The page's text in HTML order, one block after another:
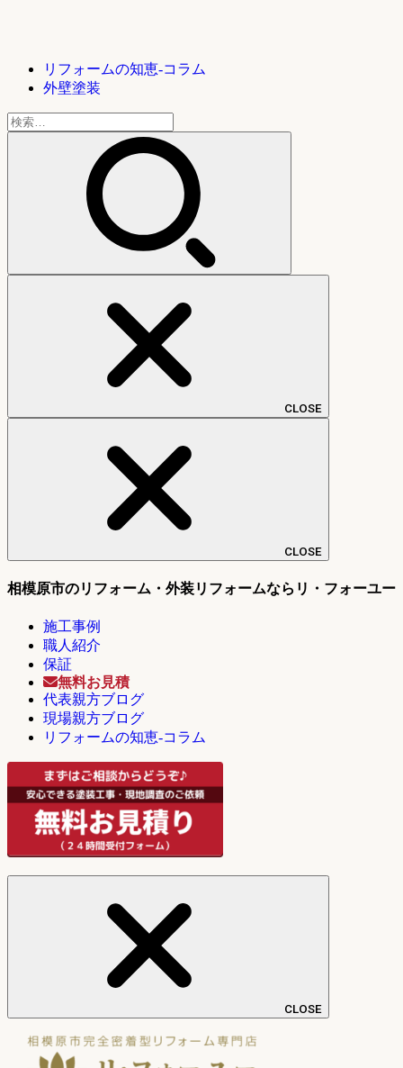
リフォームの知恵-コラム
外壁塗装
検
索:
CLOSE
CLOSE
相模原市のリフォーム・外装リフォームならリ・フォーユー
施工事例
職人紹介
保証
無料お見積
代表親方ブログ
現場親方ブログ
リフォームの知恵-コラム
CLOSE